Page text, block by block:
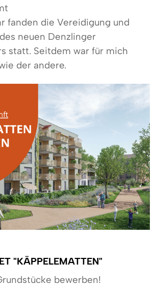
fanden die Vereidigung und
neuen Denzlinger
statt. Seitdem war für mich
der andere.
"KÄPPELEMATTEN"
bewerben!